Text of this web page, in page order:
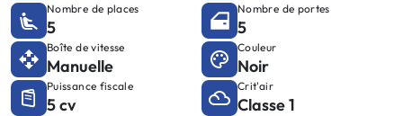
Nombre de places
5
Nombre de portes
5
Boîte de vitesse
Manuelle
Couleur
Noir
Puissance fiscale
5 cv
Crit'air
Classe 1